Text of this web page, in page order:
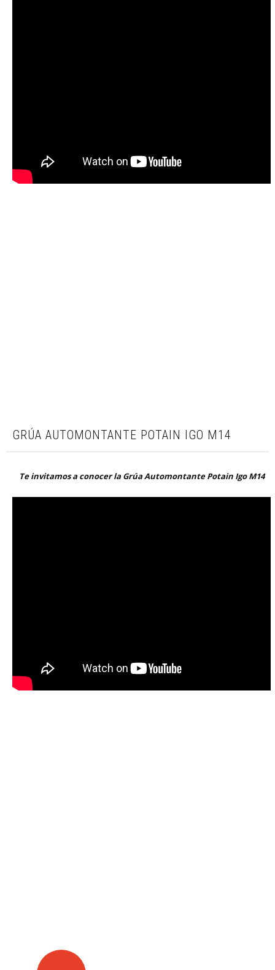
GRÚA AUTOMONTANTE POTAIN IGO M14
Te invitamos a conocer la Grúa Automontante Potain Igo M14